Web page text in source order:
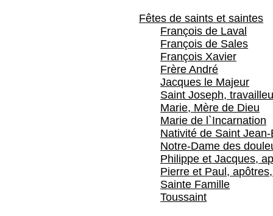
Fêtes de saints et saintes
François de Laval
François de Sales
François Xavier
Frère André
Jacques le Majeur
Saint Joseph,
Marie, Mère de Dieu
Marie de l`Incarnation
Nativité de Saint
Notre-Dame des
Philippe et Jacques,
Pierre et Paul,
Sainte Famille
Toussaint